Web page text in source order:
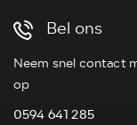
Bel ons
Neem snel contact
op
0594 641 285